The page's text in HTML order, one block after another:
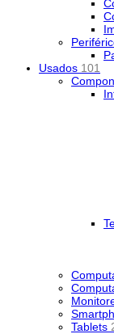
Usados 101
Tablets